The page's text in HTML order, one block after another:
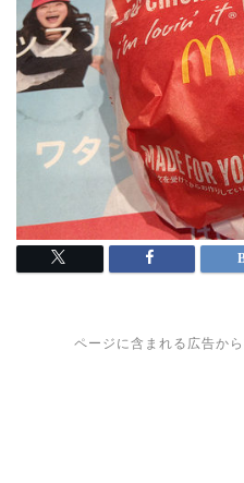
ページに含まれる広告か